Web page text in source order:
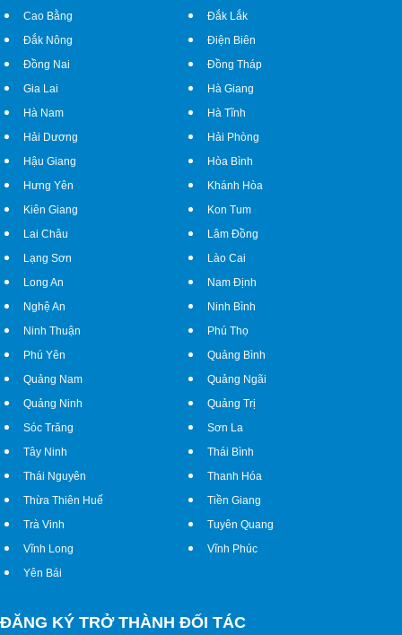
Cao Bằng
Đắk Lắk
Đắk Nông
Điện Biên
Đồng Nai
Đồng Tháp
Gia Lai
Hà Giang
Hà Nam
Hà Tĩnh
Hải Dương
Hải Phòng
Hậu Giang
Hòa Bình
Hưng Yên
Khánh Hòa
Kiên Giang
Kon Tum
Lai Châu
Lâm Đồng
Lạng Sơn
Lào Cai
Long An
Nam Định
Nghệ An
Ninh Bình
Ninh Thuận
Phú Thọ
Phú Yên
Quảng Bình
Quảng Nam
Quảng Ngãi
Quảng Ninh
Quảng Trị
Sóc Trăng
Sơn La
Tây Ninh
Thái Bình
Thái Nguyên
Thanh Hóa
Thừa Thiên Huế
Tiền Giang
Trà Vinh
Tuyên Quang
Vĩnh Long
Vĩnh Phúc
Yên Bái
ĐĂNG KÝ TRỞ THÀNH ĐỐI TÁC